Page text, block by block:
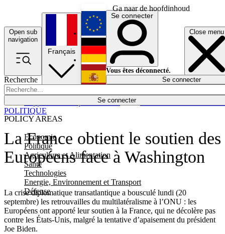
Ga naar de hoofdinhoud
Open sub
navigation
Close menu
Recherche
Se connecter
POLICY AREAS
Economie
Politique
Agriculture et Alimentation
Santé
Technologies
Energie, Environnement et Transport
Défense
Économie
Français
English
Deutsch
Español
Se connecter
Vous êtes déconnecté.
Se connecter
La France obtient le soutien des
Européens face à Washington
La crise diplomatique transatlantique a bousculé lundi (20
septembre) les retrouvailles du multilatéralisme à l’ONU : les
Européens ont apporté leur soutien à la France, qui ne décolère pas
contre les États-Unis, malgré la tentative d’apaisement du président
Joe Biden.
POLITIQUE